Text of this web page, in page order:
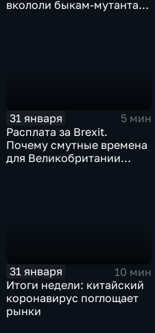
вкололи быкам-мутантам,
31 января
5 мин
Расплата за Brexit.
Почему смутные времена
для Великобритании
31 января
10 мин
Итоги недели: китайский
коронавирус поглощает
рынки